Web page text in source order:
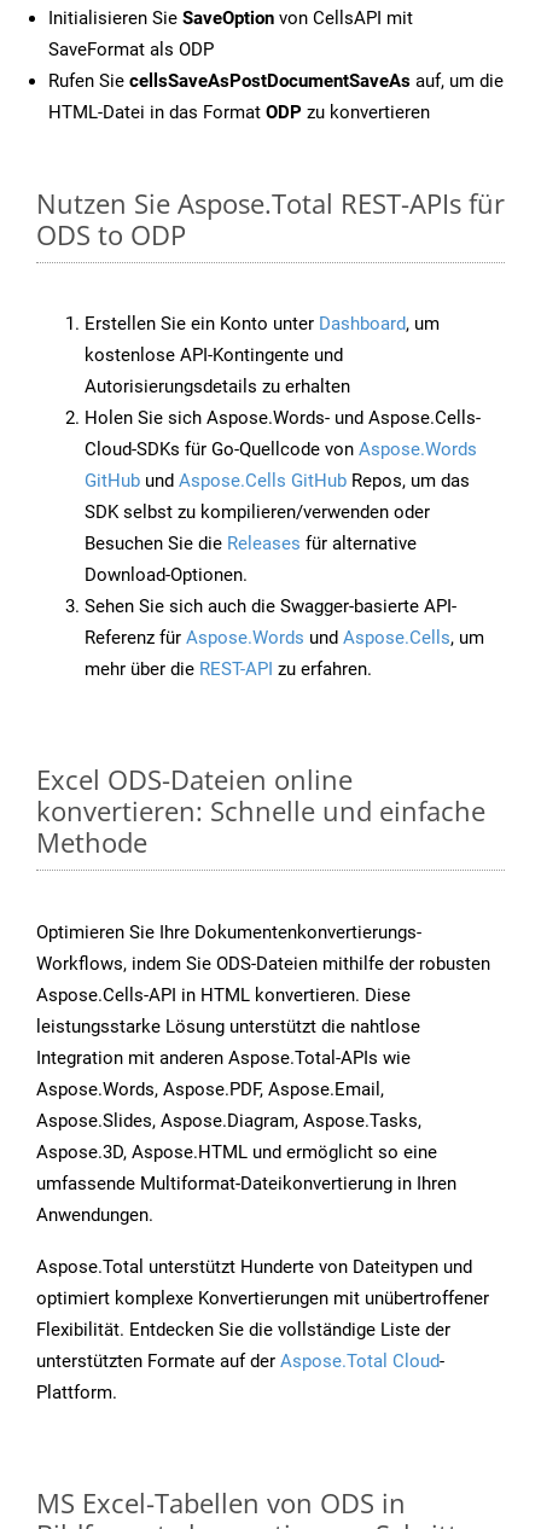
Initialisieren Sie SaveOption von CellsAPI mit
SaveFormat als ODP
Rufen Sie cellsSaveAsPostDocumentSaveAs auf, um die
HTML-Datei in das Format ODP zu konvertieren
Nutzen Sie Aspose.Total REST-APIs für
ODS to ODP
Erstellen Sie ein Konto unter Dashboard, um
kostenlose API-Kontingente und
Autorisierungsdetails zu erhalten
Holen Sie sich Aspose.Words- und Aspose.Cells-
Cloud-SDKs für Go-Quellcode von Aspose.Words
GitHub und Aspose.Cells GitHub Repos, um das
SDK selbst zu kompilieren/verwenden oder
Besuchen Sie die Releases für alternative
Download-Optionen.
Sehen Sie sich auch die Swagger-basierte API-
Referenz für Aspose.Words und Aspose.Cells, um
mehr über die REST-API zu erfahren.
Excel ODS-Dateien online
konvertieren: Schnelle und einfache
Methode
Optimieren Sie Ihre Dokumentenkonvertierungs-
Workflows, indem Sie ODS-Dateien mithilfe der robusten
Aspose.Cells-API in HTML konvertieren. Diese
leistungsstarke Lösung unterstützt die nahtlose
Integration mit anderen Aspose.Total-APIs wie
Aspose.Words, Aspose.PDF, Aspose.Email,
Aspose.Slides, Aspose.Diagram, Aspose.Tasks,
Aspose.3D, Aspose.HTML und ermöglicht so eine
umfassende Multiformat-Dateikonvertierung in Ihren
Anwendungen.
Aspose.Total unterstützt Hunderte von Dateitypen und
optimiert komplexe Konvertierungen mit unübertroffener
Flexibilität. Entdecken Sie die vollständige Liste der
unterstützten Formate auf der Aspose.Total Cloud-
Plattform.
MS Excel-Tabellen von ODS in